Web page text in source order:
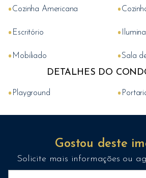
•Cozinha Americana •
• Escritório •
• Mobiliado •Sala
DETALHES DO
• Playground •
Gostou deste
Solicite mais informações ou